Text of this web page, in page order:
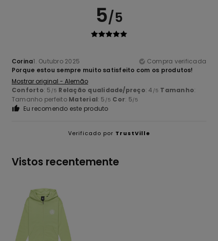
5/5
Corina1. Outubro 2025
Compra verificada
Porque estou sempre muito satisfeito com os produtos!
Mostrar original - Alemão
Conforto: 5 /5 Relação qualidade/preço: 4 /5 Tamanho:
Tamanho perfeito Material: 5 /5 Cor: 5/5
Eu recomendo este produto
Verificado por TrustVille
Vistos recentemente